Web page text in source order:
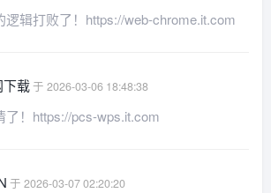
逻辑打败了！https://web-chrome.it.com
载于 2026-03-06 18:48:38
了！https://pcs-wps.it.com
于 2026-03-07 02:20:20